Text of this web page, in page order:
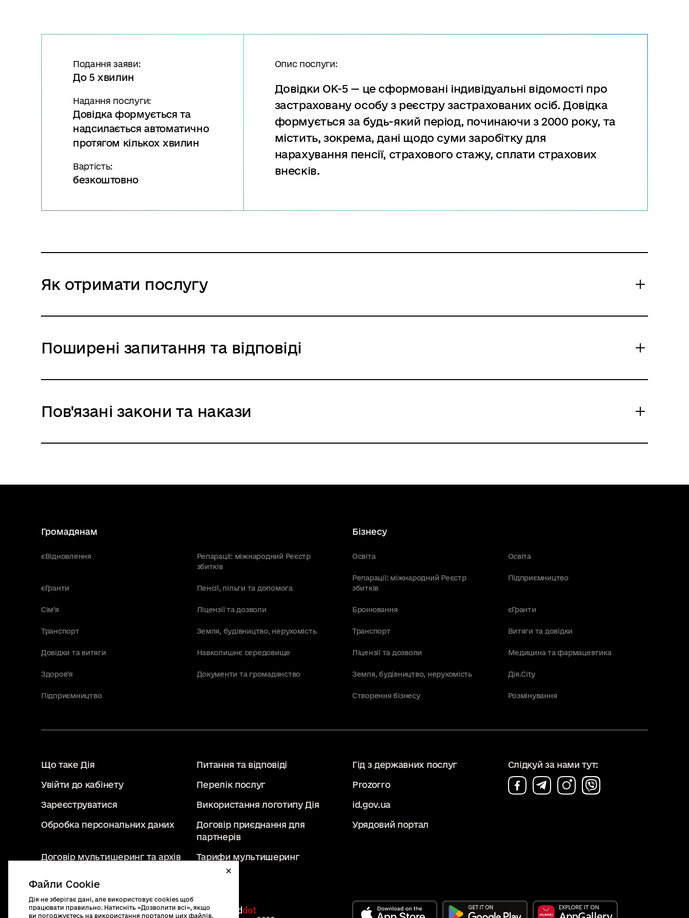
Файли Cookie
Дія не зберігає дані, але використовує cookies щоб
працювати правильно. Натисніть «Дозволити всі», якщо
ви погоджуєтесь на використання порталом цих файлів.
Подання заяви:
До 5 хвилин
Надання послуги:
Довідка формується та
надсилається автоматично
протягом кількох хвилин
Вартість:
безкоштовно
Опис послуги:
Довідки ОК-5 — це сформовані індивідуальні відомості про
застраховану особу з реєстру застрахованих осіб. Довідка
формується за будь-який період, починаючи з 2000 року, та
містить, зокрема, дані щодо суми заробітку для
нарахування пенсії, страхового стажу, сплати страхових
внесків.
Як отримати послугу
Поширені запитання та відповіді
Пов'язані закони та накази
Громадянам
єВідновлення
Репарації: міжнародний Реєстр
збитків
єГранти Пенсії, пільги та допомога
Сім’я Ліцензії та дозволи
Транспорт Земля, будівництво, нерухомість
Довідки та витяги Навколишнє середовище
Здоров’я Документи та громадянство
Підприємництво
Бізнесу
Освіта Освіта
Репарації: міжнародний Реєстр
збитків
Підприємництво
Бронювання єГранти
Транспорт Витяги та довідки
Ліцензії та дозволи Медицина та фармацевтика
Земля, будівництво, нерухомість Дія.City
Створення бізнесу Розмінування
Що таке Дія Питання та відповіді Гід з державних послуг
Увійти до кабінету Перелік послуг Prozorro
Зареєструватися Використання логотипу Дія id.gov.ua
Обробка персональних даних
Договір приєднання для
партнерів
Урядовий портал
Договір мультишеринг та архів Тарифи мультишеринг
Слідкуй за нами тут:
diia.gov.ua
2019 - 2026. Всі права